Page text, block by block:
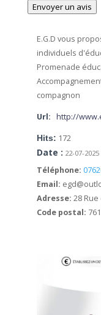
Envoyer un avis
E.G.D vous
individuels
Promenade
compagnon
Url: http://
Hits: 172
Date : 22-07-2025
Téléphone:
Email:
Adresse: 28 Rue
Code postal: